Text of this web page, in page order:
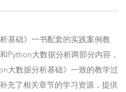
基础》一书配套的实践案例教
Python大数据分析两部分内容，
大数据分析基础》一致的教学过
充了相关章节的学习资源，提供